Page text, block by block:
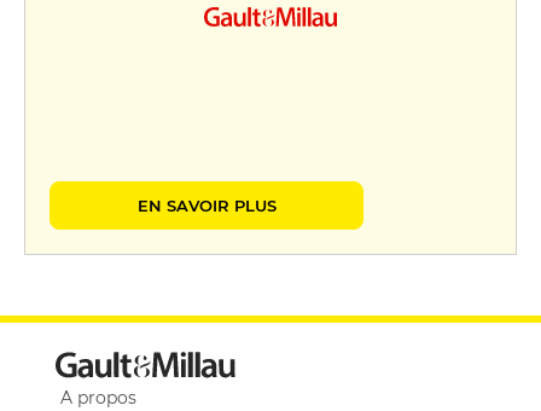
EN SAVOIR PLUS
A propos